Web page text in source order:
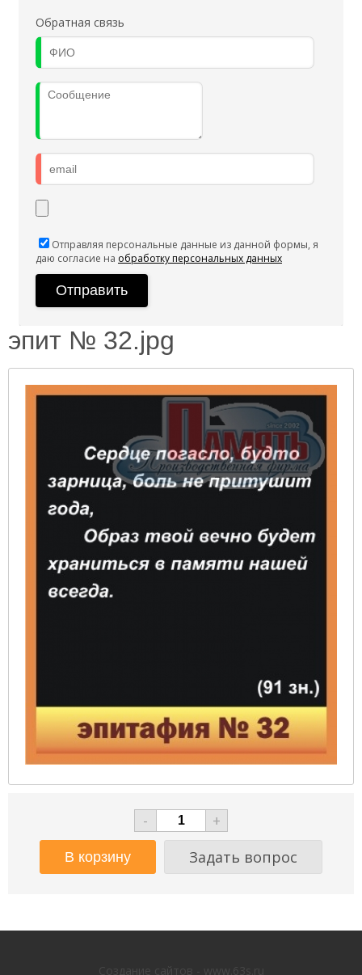
Обратная связь
Отправляя персональные данные из данной формы, я
даю согласие на обработку персональных данных
эпит № 32.jpg
-
+
Задать вопрос
Создание сайтов - www.63s.ru